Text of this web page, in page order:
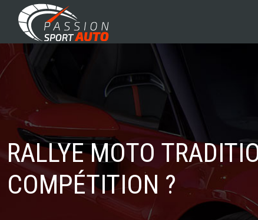
RALLYE MOTO
COMPÉTITION ?